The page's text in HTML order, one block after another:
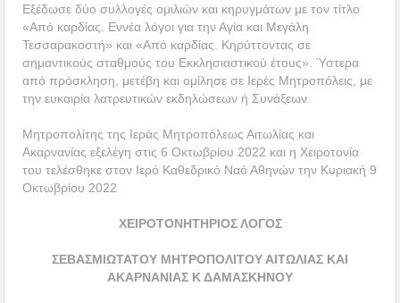
Εξέδωσε δύο συλλογές ομιλιών και κηρυγμάτων με τον τίτλο
«Από καρδίας. Εννέα λόγοι για την Αγία και Μεγάλη
Τεσσαρακοστή» και «Από καρδίας. Κηρύττοντας σε
σημαντικούς σταθμούς του Εκκλησιαστικού έτους». Ύστερα
από πρόσκληση, μετέβη και ομίλησε σε Ιερές Μητροπόλεις, με
την ευκαιρία λατρευτικών εκδηλώσεων ή Συνάξεων.
Μητροπολίτης της Ιεράς Μητροπόλεως Αιτωλίας και
Ακαρνανίας εξελέγη στις 6 Οκτωβρίου 2022 και η Χειροτονία
του τελέσθηκε στον Ιερό Καθεδρικό Ναό Αθηνών την Κυριακή 9
Οκτωβρίου 2022
ΧΕΙΡΟΤΟΝΗΤΗΡΙΟΣ ΛΟΓΟΣ
ΣΕΒΑΣΜΙΩΤΑΤΟΥ ΜΗΤΡΟΠΟΛΙΤΟΥ ΑΙΤΩΛΙΑΣ ΚΑΙ
ΑΚΑΡΝΑΝΙΑΣ Κ ΔΑΜΑΣΚΗΝΟΥ